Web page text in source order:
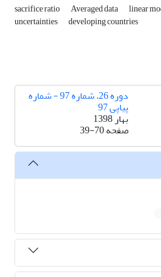
sacrifice ratio Averaged data linear
uncertainties developing countries
دوره 26، شماره 97 - شماره
پیاپی 97
بهار 1398
صفحه39-70